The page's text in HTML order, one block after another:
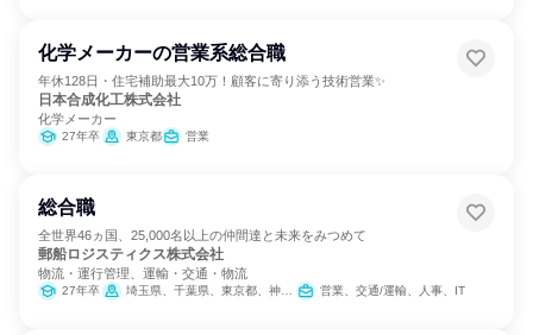
化学メーカーの営業系総合職
年休128日・住宅補助最大10万！顧客に寄り添う技術営業✨
日本合成化工株式会社
化学メーカー
27年卒 東京都 営業
総合職
全世界46ヵ国、25,000名以上の仲間達と未来をみつめて
郵船ロジスティクス株式会社
物流・運行管理、運輸・交通・物流
27年卒 埼玉県、千葉県、東京都、神奈川県、静岡県、愛知県、三重県、京都府、大阪府、兵庫県 営業、交通/運輸、人事、IT